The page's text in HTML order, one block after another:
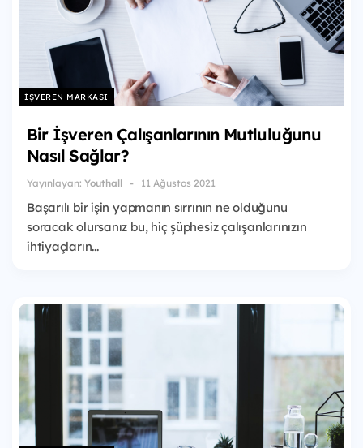
İŞVEREN MARKASI
Bir İşveren Çalışanlarının Mutluluğunu
Nasıl Sağlar?
Yayınlayan: Youthall 11 Ağustos 2021
Başarılı bir işin yapmanın sırrının ne olduğunu
soracak olursanız bu, hiç şüphesiz çalışanlarınızın
ihtiyaçların...